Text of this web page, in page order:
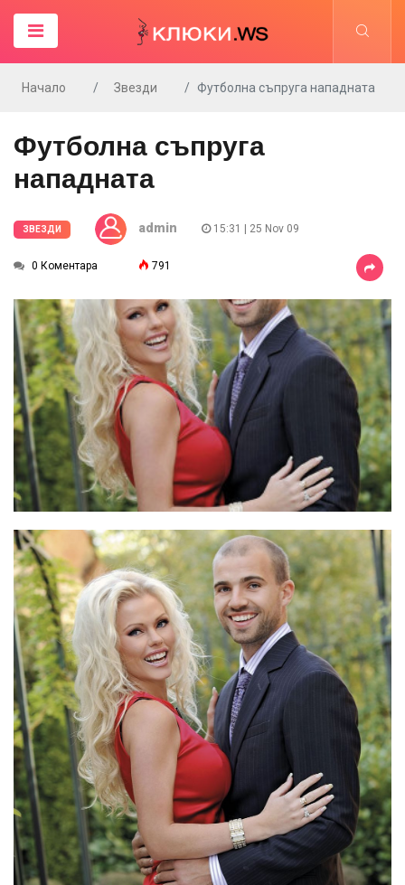
Начало Звезди Футболна съпруга нападната
Футболна съпруга
нападната
ЗВЕЗДИ admin 15:31 | 25 Nov 09
0 Коментара 791